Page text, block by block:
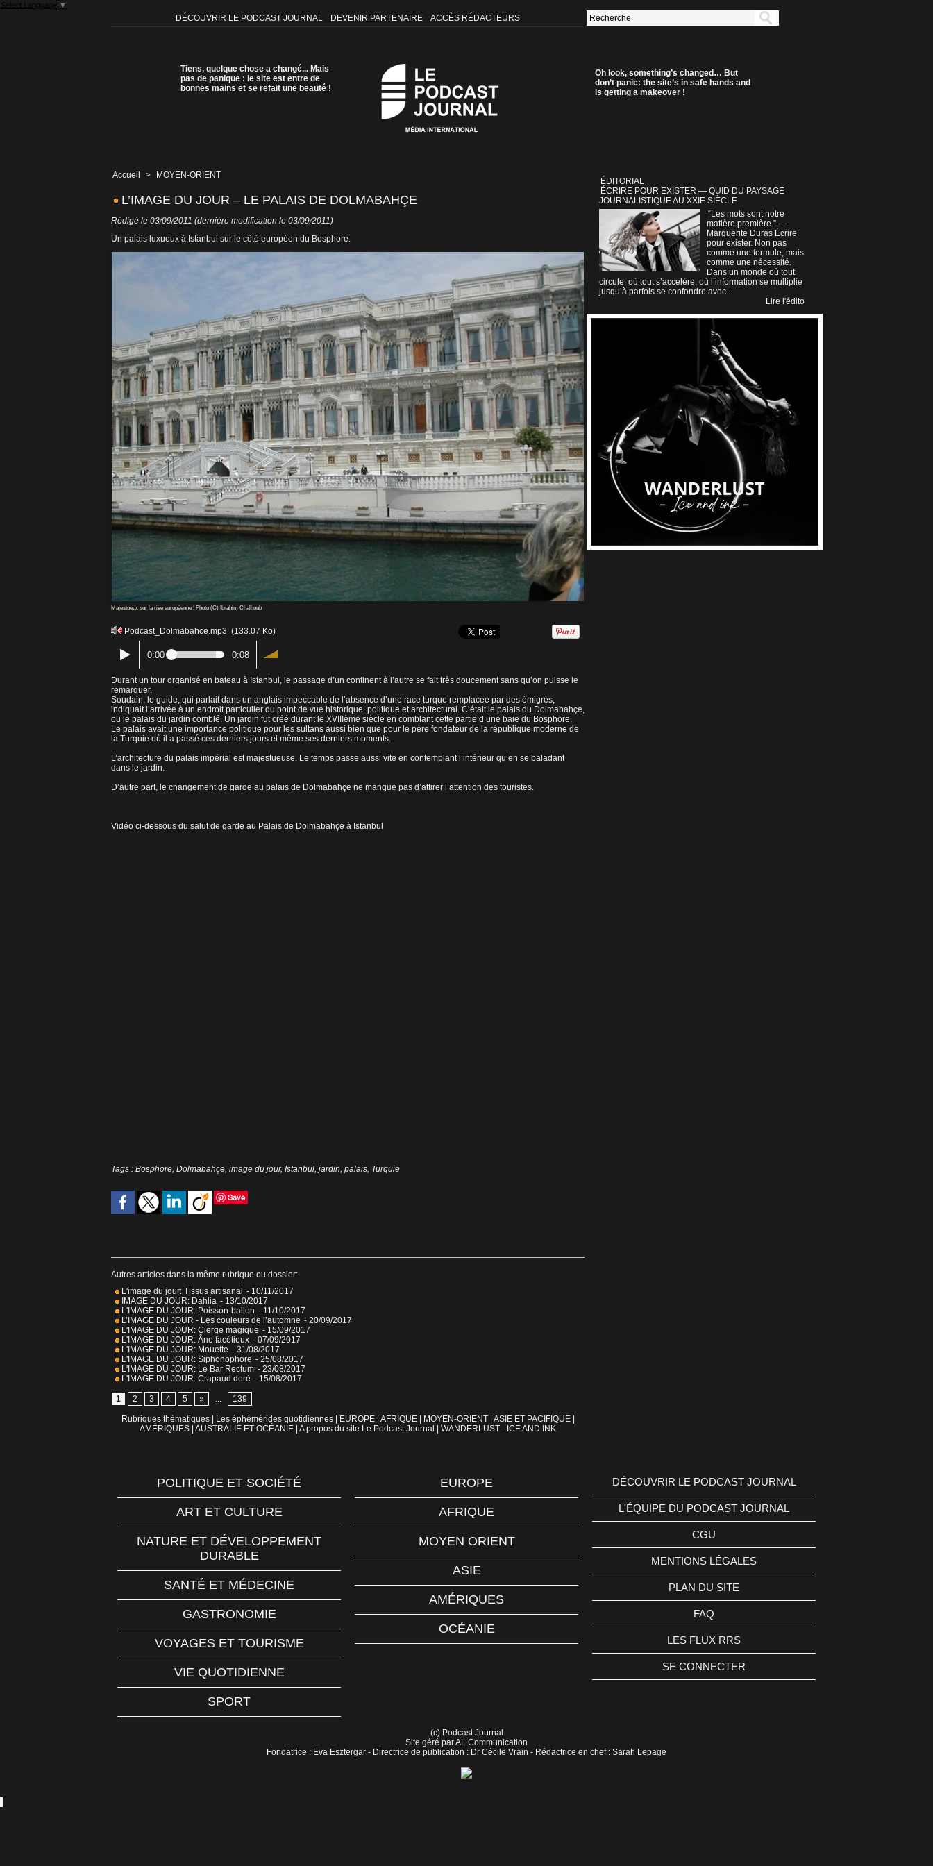
Select Language ▼
DÉCOUVRIR LE PODCAST JOURNAL DEVENIR PARTENAIRE ACCÈS RÉDACTEURS
Tiens, quelque chose a changé... Mais
pas de panique : le site est entre de
bonnes mains et se refait une beauté !
Oh look, something’s changed… But
don’t panic: the site’s in safe hands and
is getting a makeover !
Accueil > MOYEN-ORIENT
L’IMAGE DU JOUR – LE PALAIS DE DOLMABAHÇE
Rédigé le 03/09/2011 (dernière modification le 03/09/2011)
Un palais luxueux à Istanbul sur le côté européen du Bosphore.
Majestueux sur la rive européenne ! Photo (C) Ibrahim Chalhoub
Podcast_Dolmabahce.mp3 (133.07 Ko)
0:00 0:08
Durant un tour organisé en bateau à Istanbul, le passage d’un continent à l’autre se fait très doucement sans qu’on puisse le
remarquer.
Soudain, le guide, qui parlait dans un anglais impeccable de l’absence d’une race turque remplacée par des émigrés,
indiquait l’arrivée à un endroit particulier du point de vue historique, politique et architectural. C’était le palais du Dolmabahçe,
ou le palais du jardin comblé. Un jardin fut créé durant le XVIIIème siècle en comblant cette partie d’une baie du Bosphore.
Le palais avait une importance politique pour les sultans aussi bien que pour le père fondateur de la république moderne de
la Turquie où il a passé ces derniers jours et même ses derniers moments.
L’architecture du palais impérial est majestueuse. Le temps passe aussi vite en contemplant l’intérieur qu’en se baladant
dans le jardin.
D’autre part, le changement de garde au palais de Dolmabahçe ne manque pas d’attirer l’attention des touristes.
Vidéo ci-dessous du salut de garde au Palais de Dolmabahçe à Istanbul
Tags : Bosphore, Dolmabahçe, image du jour, Istanbul, jardin, palais, Turquie
Save
Autres articles dans la même rubrique ou dossier:
L'image du jour: Tissus artisanal - 10/11/2017
IMAGE DU JOUR: Dahlia - 13/10/2017
L'IMAGE DU JOUR: Poisson-ballon - 11/10/2017
L’IMAGE DU JOUR - Les couleurs de l’automne - 20/09/2017
L'IMAGE DU JOUR: Cierge magique - 15/09/2017
L'IMAGE DU JOUR: Âne facétieux - 07/09/2017
L'IMAGE DU JOUR: Mouette - 31/08/2017
L'IMAGE DU JOUR: Siphonophore - 25/08/2017
L'IMAGE DU JOUR: Le Bar Rectum - 23/08/2017
L'IMAGE DU JOUR: Crapaud doré - 15/08/2017
1 2 3 4 5 » ... 139
Rubriques thématiques Les éphémérides quotidiennes EUROPE AFRIQUE MOYEN-ORIENT ASIE ET PACIFIQUE
AMÉRIQUES AUSTRALIE ET OCÉANIE A propos du site Le Podcast Journal WANDERLUST - ICE AND INK
ÉDITORIAL
ÉCRIRE POUR EXISTER — QUID DU PAYSAGE
JOURNALISTIQUE AU XXIE SIÈCLE
“Les mots sont notre
matière première.” —
Marguerite Duras Écrire
pour exister. Non pas
comme une formule, mais
comme une nécessité.
Dans un monde où tout
circule, où tout s’accélère, où l’information se multiplie
jusqu’à parfois se confondre avec...
Lire l'édito
POLITIQUE ET SOCIÉTÉ
ART ET CULTURE
NATURE ET DÉVELOPPEMENT
DURABLE
SANTÉ ET MÉDECINE
GASTRONOMIE
VOYAGES ET TOURISME
VIE QUOTIDIENNE
SPORT
EUROPE
AFRIQUE
MOYEN ORIENT
ASIE
AMÉRIQUES
OCÉANIE
DÉCOUVRIR LE PODCAST JOURNAL
L'ÉQUIPE DU PODCAST JOURNAL
CGU
MENTIONS LÉGALES
PLAN DU SITE
FAQ
LES FLUX RRS
SE CONNECTER
(c) Podcast Journal
Site géré par AL Communication
Fondatrice : Eva Esztergar - Directrice de publication : Dr Cécile Vrain - Rédactrice en chef : Sarah Lepage